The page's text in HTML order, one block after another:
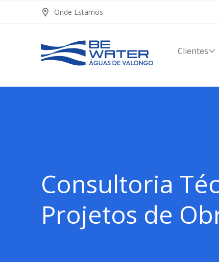
Onde Estamos
Clientes
Consultoria
Projetos de